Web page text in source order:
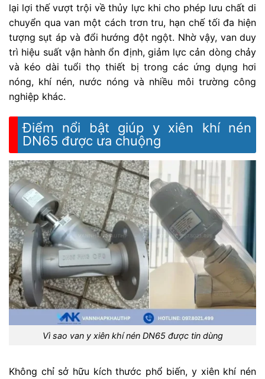
lại lợi thế vượt trội về thủy lực khi cho phép lưu chất di
chuyển qua van một cách trơn tru, hạn chế tối đa hiện
tượng sụt áp và đổi hướng đột ngột. Nhờ vậy, van duy
trì hiệu suất vận hành ổn định, giảm lực cản dòng chảy
và kéo dài tuổi thọ thiết bị trong các ứng dụng hơi
nóng, khí nén, nước nóng và nhiều môi trường công
nghiệp khác.
Điểm nổi bật giúp y xiên khí nén
DN65 được ưa chuộng
Vì sao van y xiên khí nén DN65 được tin dùng
Không chỉ sở hữu kích thước phổ biến, y xiên khí nén